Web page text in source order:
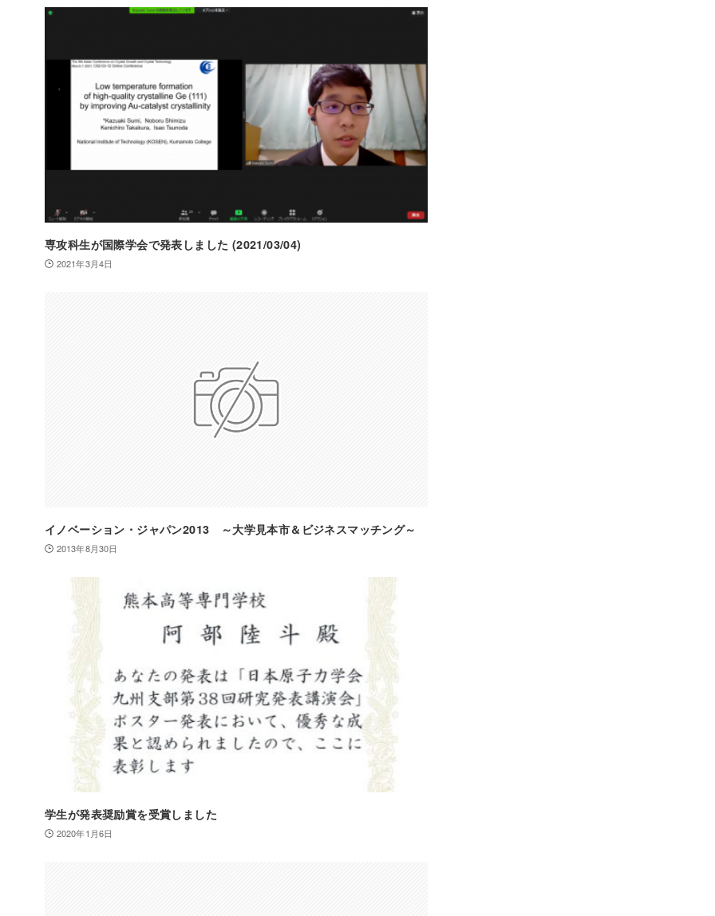
専攻科生が国際学会で発表しました (2021/03/04)
2021年3月4日
イノベーション・ジャパン2013 ～大学見本市＆ビジネスマッチング～
2013年8月30日
学生が発表奨励賞を受賞しました
2020年1月6日